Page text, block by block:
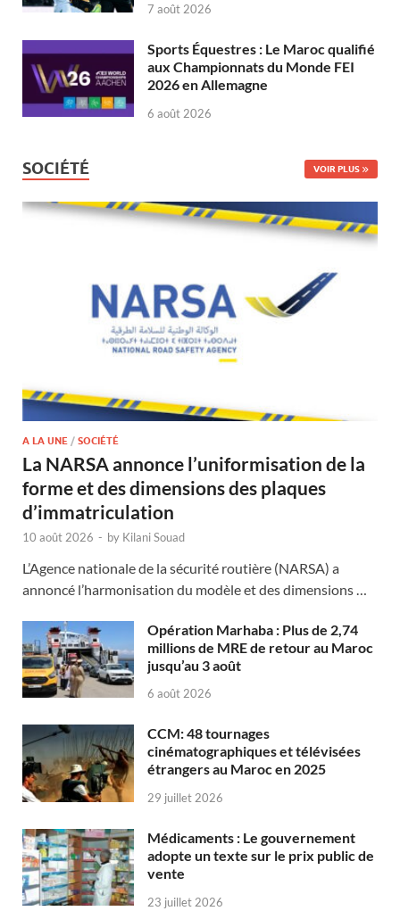
7 août 2026
Sports Équestres : Le Maroc qualifié
aux Championnats du Monde FEI
2026 en Allemagne
6 août 2026
SOCIÉTÉ VOIR PLUS
A LA UNE / SOCIÉTÉ
La NARSA annonce l’uniformisation de la
forme et des dimensions des plaques
d’immatriculation
10 août 2026 - by Kilani Souad
L’Agence nationale de la sécurité routière (NARSA) a
annoncé l’harmonisation du modèle et des dimensions …
Opération Marhaba : Plus de 2,74
millions de MRE de retour au Maroc
jusqu’au 3 août
6 août 2026
CCM: 48 tournages
cinématographiques et télévisées
étrangers au Maroc en 2025
29 juillet 2026
Médicaments : Le gouvernement
adopte un texte sur le prix public de
vente
23 juillet 2026